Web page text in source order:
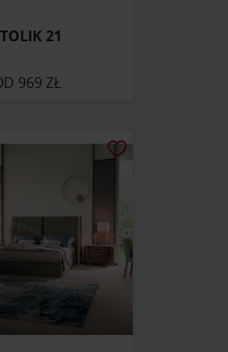
te informacje z innymi danymi
21
969 ZŁ